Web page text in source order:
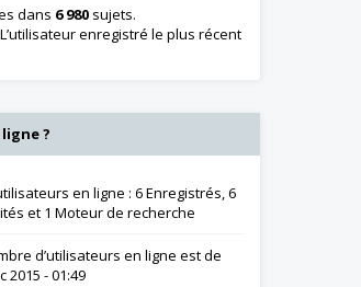
dans 6 980 sujets.
enregistré le plus récent
?
en ligne : 6 Enregistrés, 6
et 1 Moteur de recherche
d’utilisateurs en ligne est de
2015 - 01:49